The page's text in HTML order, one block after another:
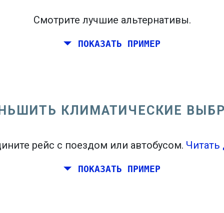
Смотрите лучшие альтернативы.
ПОКАЗАТЬ ПРИМЕР
КЛИМАТИЧЕСКИЕ
рейс с поездом или автобусом. Читать
ПОКАЗАТЬ ПРИМЕР